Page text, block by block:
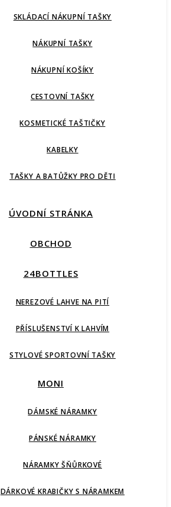
SKLÁDACÍ NÁKUPNÍ TAŠKY
NÁKUPNÍ TAŠKY
NÁKUPNÍ KOŠÍKY
CESTOVNÍ TAŠKY
KOSMETICKÉ TAŠTIČKY
KABELKY
TAŠKY A BATŮŽKY PRO DĚTI
ÚVODNÍ STRÁNKA
OBCHOD
24BOTTLES
NEREZOVÉ LAHVE NA PITÍ
PŘÍSLUŠENSTVÍ K LAHVÍM
STYLOVÉ SPORTOVNÍ TAŠKY
MONI
DÁMSKÉ NÁRAMKY
PÁNSKÉ NÁRAMKY
NÁRAMKY ŠŇŮRKOVÉ
DÁRKOVÉ KRABIČKY S NÁRAMKEM